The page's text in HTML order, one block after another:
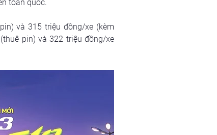
toàn quốc.
và 315 triệu đồng/xe (kèm
pin) và 322 triệu đồng/xe